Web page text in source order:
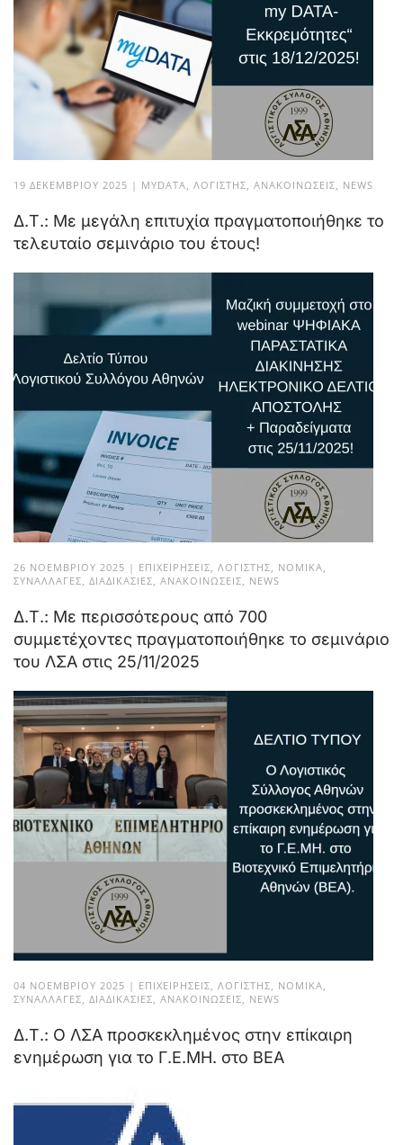
19 ΔΕΚΕΜΒΡΊΟΥ 2025 | MYDATA, ΛΟΓΙΣΤΉΣ, ΑΝΑΚΟΙΝΏΣΕΙΣ, NEWS
Δ.Τ.: Με μεγάλη επιτυχία πραγματοποιήθηκε το
τελευταίο σεμινάριο του έτους!
26 ΝΟΕΜΒΡΊΟΥ 2025 | ΕΠΙΧΕΙΡΉΣΕΙΣ, ΛΟΓΙΣΤΉΣ, ΝΟΜΙΚΆ,
ΣΥΝΑΛΛΑΓΈΣ, ΔΙΑΔΙΚΑΣΊΕΣ, ΑΝΑΚΟΙΝΏΣΕΙΣ, NEWS
Δ.Τ.: Με περισσότερους από 700
συμμετέχοντες πραγματοποιήθηκε το σεμινάριο
του ΛΣΑ στις 25/11/2025
04 ΝΟΕΜΒΡΊΟΥ 2025 | ΕΠΙΧΕΙΡΉΣΕΙΣ, ΛΟΓΙΣΤΉΣ, ΝΟΜΙΚΆ,
ΣΥΝΑΛΛΑΓΈΣ, ΔΙΑΔΙΚΑΣΊΕΣ, ΑΝΑΚΟΙΝΏΣΕΙΣ, NEWS
Δ.Τ.: Ο ΛΣΑ προσκεκλημένος στην επίκαιρη
ενημέρωση για το Γ.Ε.ΜΗ. στο ΒΕΑ